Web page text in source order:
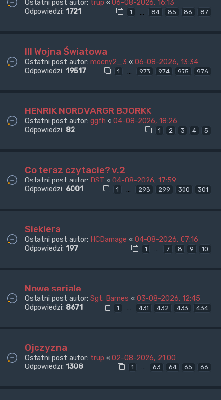
Ostatni post autor: trup « 06-08-2026, 16:13
Odpowiedzi: 1721 1 … 84 85 86 87
III Wojna Światowa
Ostatni post autor: mocny2_3 « 06-08-2026, 13:34
Odpowiedzi: 19517 1 973 974 975 976
HENRIK NORDVARGR BJORKK
Ostatni post autor: ggfh « 04-08-2026, 18:26
Odpowiedzi: 82 1 2 3 4 5
Co teraz czytacie? v.2
Ostatni post autor: DST « 04-08-2026, 17:59
Odpowiedzi: 6001 1 … 298 299 300 301
Siekiera
Ostatni post autor: HCDamage « 04-08-2026, 07:16
Odpowiedzi: 197 1 … 7 8 9 10
Nowe seriale
Ostatni post autor: Sgt. Barnes « 03-08-2026, 12:45
Odpowiedzi: 8671 1 … 431 432 433 434
Ojczyzna
Ostatni post autor: trup « 02-08-2026, 21:00
Odpowiedzi: 1308 1 … 63 64 65 66